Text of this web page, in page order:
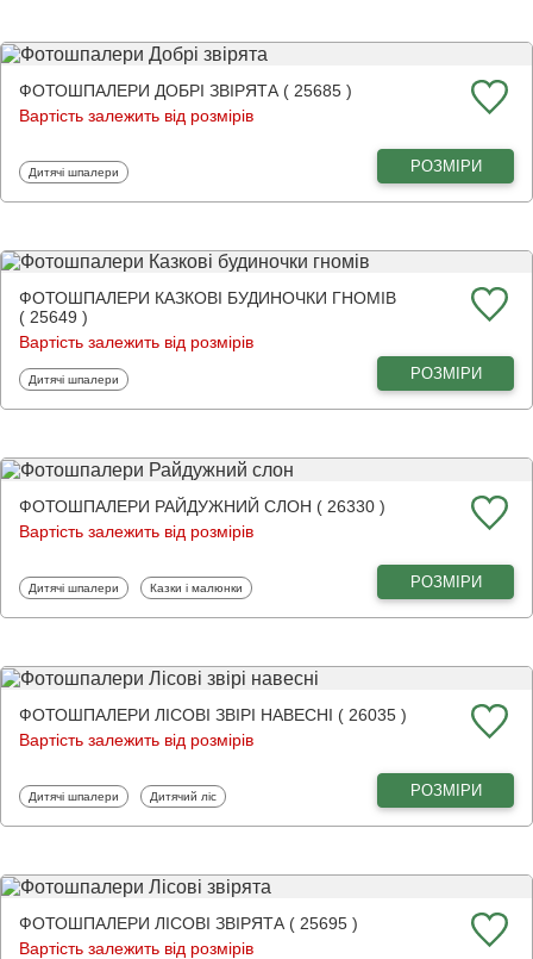
ФОТОШПАЛЕРИ ДОБРІ ЗВІРЯТА ( 25685 )
Вартість залежить від розмірів
Фотошпалери
Дитячі шпалери РОЗМІРИ
ФОТОШПАЛЕРИ КАЗКОВІ БУДИНОЧКИ ГНОМІВ
( 25649 )
Вартість залежить від розмірів
Фотошпалери
Дитячі шпалери РОЗМІРИ
ФОТОШПАЛЕРИ РАЙДУЖНИЙ СЛОН ( 26330 )
Вартість залежить від розмірів
Фотошпалери
Дитячі шпалери Фотошпалери
Казки і малюнки РОЗМІРИ
ФОТОШПАЛЕРИ ЛІСОВІ ЗВІРІ НАВЕСНІ ( 26035 )
Вартість залежить від розмірів
Фотошпалери
Дитячі шпалери Фотошпалери
Дитячий ліс РОЗМІРИ
ФОТОШПАЛЕРИ ЛІСОВІ ЗВІРЯТА ( 25695 )
Вартість залежить від розмірів